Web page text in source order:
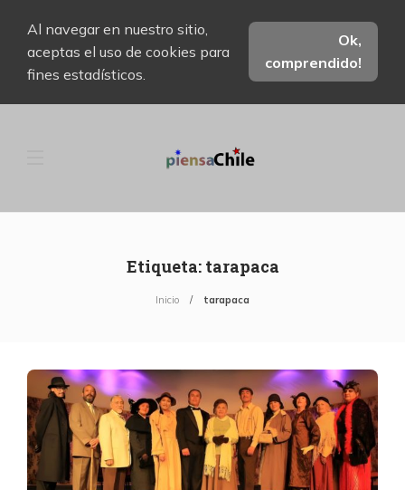
Al navegar en nuestro sitio,
aceptas el uso de cookies para
fines estadísticos.
Ok,
comprendido!
Etiqueta: tarapaca
Inicio tarapaca